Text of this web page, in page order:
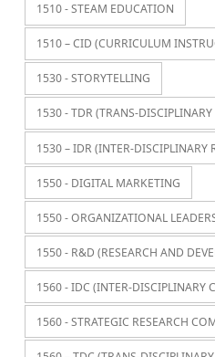
1510 - STEAM EDUCATION
1510 – CID (CURRICULUM
1530 - STORYTELLING
1530 - TDR (TRANS-DISCIPLINARY
1530 – IDR (INTER-DISCIPLINARY
1550 - DIGITAL MARKETING
1550 - ORGANIZATIONAL
1550 - R&D (RESEARCH AND
1560 - IDC (INTER-DISCIPLINARY
1560 - STRATEGIC RESEARCH